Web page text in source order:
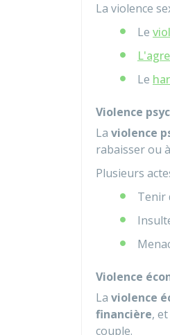
La violence
Le viol
Le
Violence
La violence
rabaisser ou
Plusieurs
Tenir
Violence
La violence
financière,
couple.